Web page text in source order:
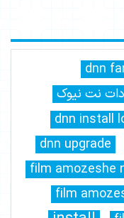
dnn
dnn install
dnn upgrade
film amozeshe
film